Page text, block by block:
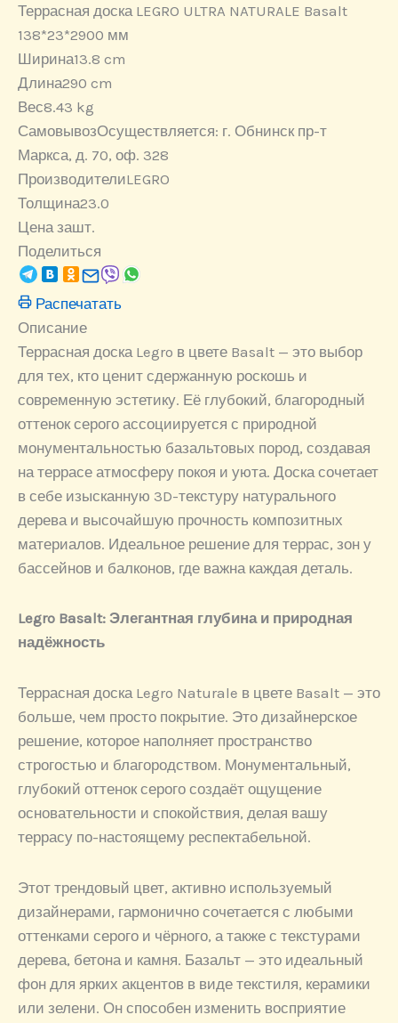
Террасная доска LEGRO ULTRA NATURALE Basalt
138*23*2900 мм
Ширина13.8 cm
Длина290 cm
Вес8.43 kg
СамовывозОсуществляется: г. Обнинск пр-т
Маркса, д. 70, оф. 328
ПроизводителиLEGRO
Толщина23.0
Цена зашт.
Поделиться
Распечатать
Описание
Террасная доска Legro в цвете Basalt — это выбор
для тех, кто ценит сдержанную роскошь и
современную эстетику. Её глубокий, благородный
оттенок серого ассоциируется с природной
монументальностью базальтовых пород, создавая
на террасе атмосферу покоя и уюта. Доска сочетает
в себе изысканную 3D-текстуру натурального
дерева и высочайшую прочность композитных
материалов. Идеальное решение для террас, зон у
бассейнов и балконов, где важна каждая деталь.
Legro Basalt: Элегантная глубина и природная
надёжность
Террасная доска Legro Naturale в цвете Basalt — это
больше, чем просто покрытие. Это дизайнерское
решение, которое наполняет пространство
строгостью и благородством. Монументальный,
глубокий оттенок серого создаёт ощущение
основательности и спокойствия, делая вашу
террасу по-настоящему респектабельной.
Этот трендовый цвет, активно используемый
дизайнерами, гармонично сочетается с любыми
оттенками серого и чёрного, а также с текстурами
дерева, бетона и камня. Базальт — это идеальный
фон для ярких акцентов в виде текстиля, керамики
или зелени. Он способен изменить восприятие